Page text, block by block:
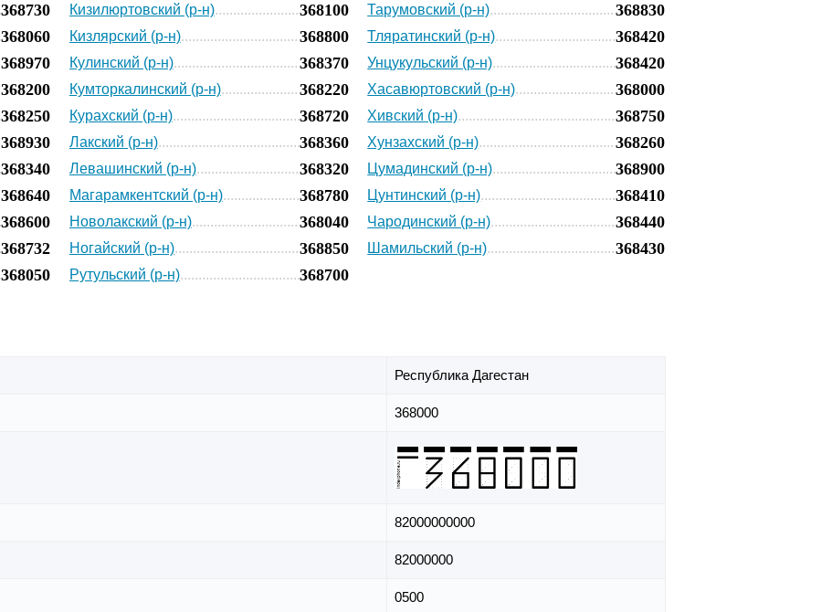
368730
368060
368970
368200
368250
368930
368340
368640
368600
368732
368050
Кизилюртовский (р-н) 368100
Кизлярский (р-н) 368800
Кулинский (р-н) 368370
Кумторкалинский (р-н) 368220
Курахский (р-н) 368720
Лакский (р-н) 368360
Левашинский (р-н) 368320
Магарамкентский (р-н) 368780
Новолакский (р-н) 368040
Ногайский (р-н) 368850
Рутульский (р-н) 368700
Тарумовский (р-н) 368830
Тляратинский (р-н) 368420
Унцукульский (р-н) 368420
Хасавюртовский (р-н) 368000
Хивский (р-н) 368750
Хунзахский (р-н) 368260
Цумадинский (р-н) 368900
Цунтинский (р-н) 368410
Чародинский (р-н) 368440
Шамильский (р-н) 368430
Республика Дагестан
368000
82000000000
82000000
0500